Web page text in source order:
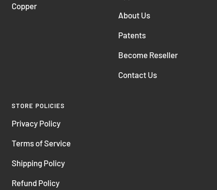
Copper
About Us
Patents
Become Reseller
Contact Us
STORE POLICIES
Privacy Policy
Terms of Service
Shipping Policy
Refund Policy